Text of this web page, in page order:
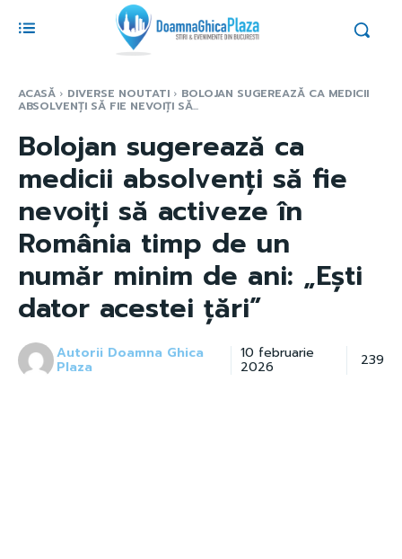
ACASĂ DIVERSE NOUTATI BOLOJAN SUGEREAZĂ CA MEDICII
ABSOLVENȚI SĂ FIE NEVOIȚI SĂ...
Bolojan sugerează ca
medicii absolvenți să fie
nevoiți să activeze în
România timp de un
număr minim de ani: „Ești
dator acestei țări”
Autorii Doamna Ghica
Plaza
10 februarie
2026 239